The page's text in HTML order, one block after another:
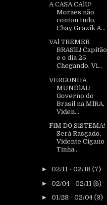
A CASA CAlU!
Moraes não
contou tudo,
Chay Grazik A...
VAl TREMER
BRASlL! Capitão
e o dia 25
Chegando, Vi...
VERG0NHA
MUNDlAL!
Governo do
Brasil na MlRA,
Viden...
FlM D0 SlSTEMA!
Será Rasgado,
Vidente Cigano
Tinha...
► 02/11 - 02/18 (7)
► 02/04 - 02/11 (6)
► 01/28 - 02/04 (3)